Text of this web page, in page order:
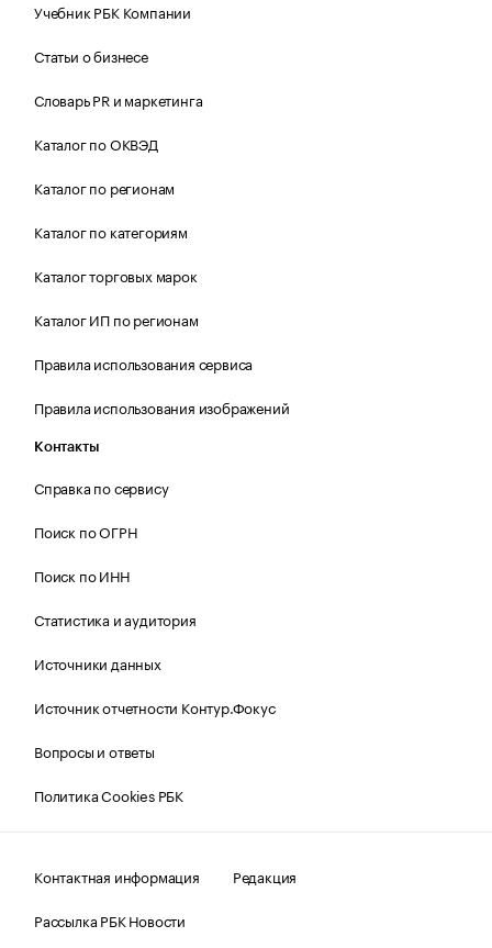
Учебник РБК Компании
Статьи о бизнесе
Словарь PR и маркетинга
Каталог по ОКВЭД
Каталог по регионам
Каталог по категориям
Каталог торговых марок
Каталог ИП по регионам
Правила использования сервиса
Правила использования изображений
Контакты
Справка по сервису
Поиск по ОГРН
Поиск по ИНН
Статистика и аудитория
Источники данных
Источник отчетности Контур.Фокус
Вопросы и ответы
Политика Cookies РБК
Контактная информация
Редакция
Рассылка РБК Новости